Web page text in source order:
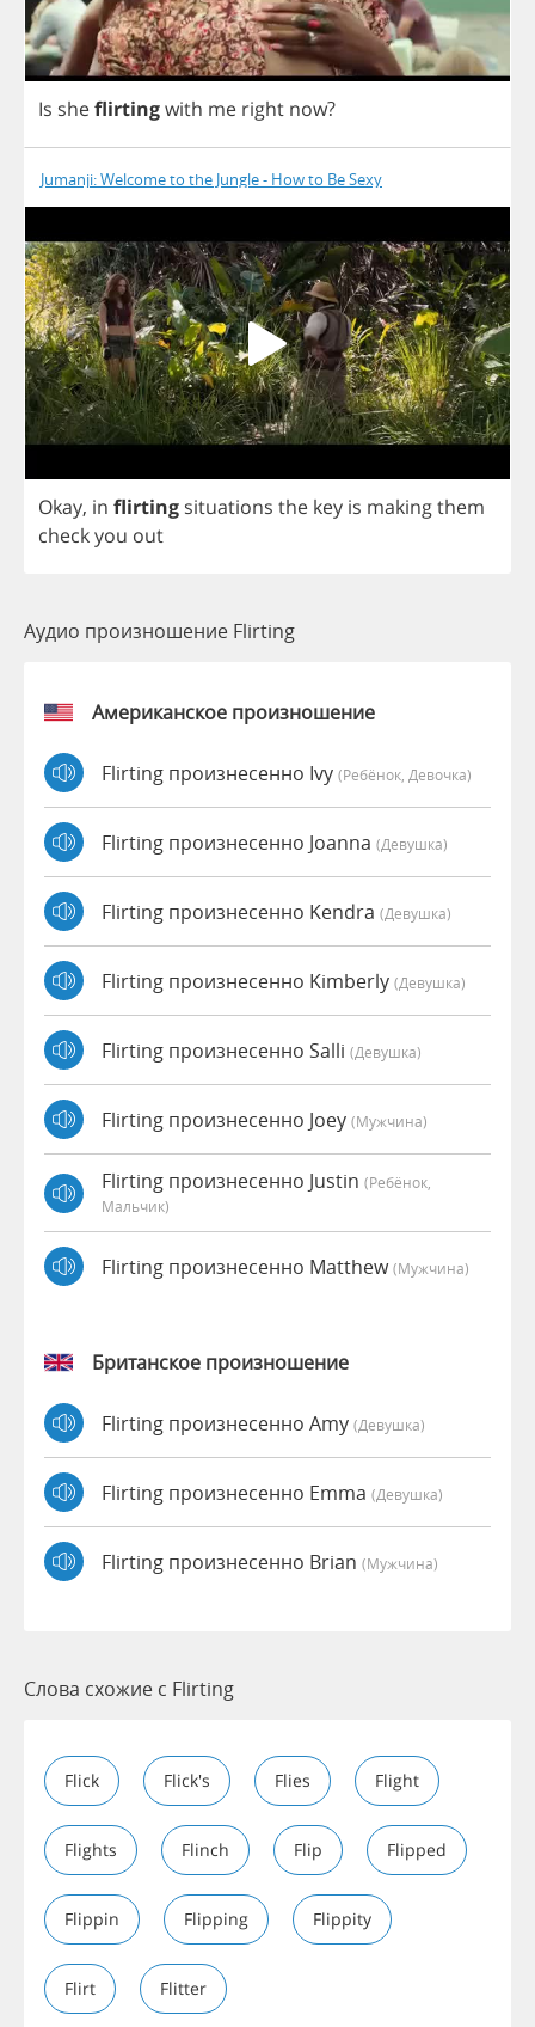
Is sheflirtingwith me right now?
Jumanji: Welcome to the Jungle - How to Be Sexy
Okay, in flirting situations the key is makingthem
checkyou out
Аудио произношение Flirting
Американское произношение
Flirting произнесенно Ivy (Ребёнок, Девочка)
Flirting произнесенно Joanna (девушка)
Flirting произнесенно Kendra (девушка)
Flirting произнесенно Kimberly (девушка)
Flirting произнесенно Salli (девушка)
Flirting произнесенно Joey (мужчина)
Flirting произнесенно Justin (Ребёнок,
Мальчик)
Flirting произнесенно Matthew(мужчина)
Британское произношение
Flirting произнесенно Amy (девушка)
Flirting произнесенно Emma (девушка)
Flirting произнесенно Brian (мужчина)
Слова схожие с Flirting
Flick Flick's Flies Flight
Flights Flinch Flip Flipped
Flippin Flipping Flippity
Flirt Flitter